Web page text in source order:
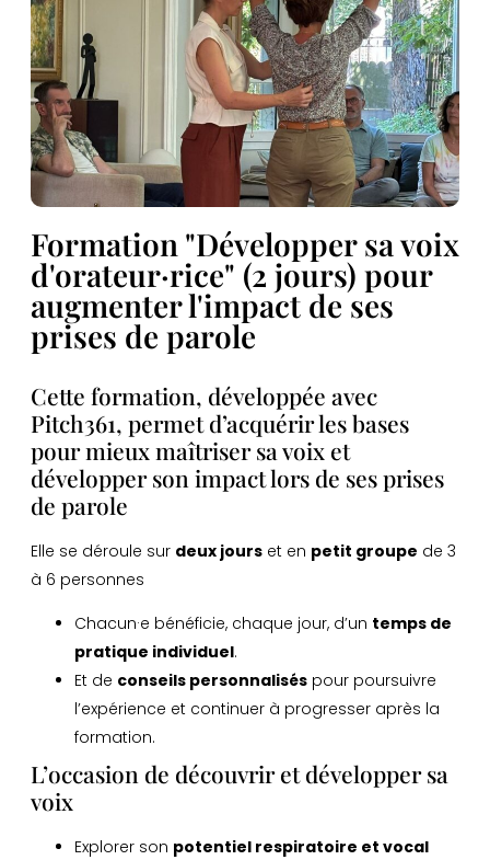
Formation "Développer sa voix
d'orateur·rice" (2 jours) pour
augmenter l'impact de ses
prises de parole
Cette formation, développée avec
Pitch361, permet d’acquérir les bases
pour mieux maîtriser sa voix et
développer son impact lors de ses prises
de parole
Elle se déroule sur deux jours et en petit groupe de 3
à 6 personnes
Chacun·e bénéficie, chaque jour, d’un temps de
pratique individuel.
Et de conseils personnalisés pour poursuivre
l’expérience et continuer à progresser après la
formation.
L’occasion de découvrir et développer sa
voix
Explorer son potentiel respiratoire et vocal